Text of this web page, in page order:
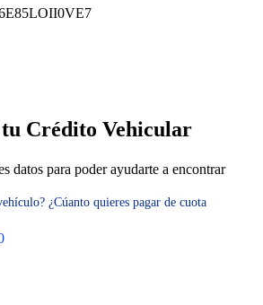
Crédito Vehicular
datos para poder ayudarte a encontrar
¿Cúanto quieres pagar de cuota